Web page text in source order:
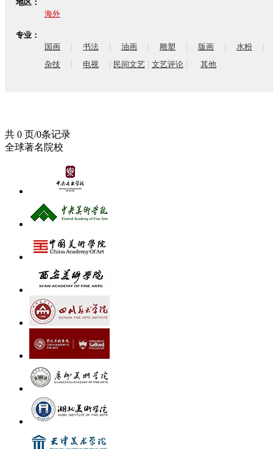
地区：
海外
专业：
国画
| 书法 | 油画 | 雕塑 | 版画 | 水粉 |
杂技 | 电视 | 民间文艺 | 文艺评论 | 其他
共 0 页/0条记录
全球著名院校